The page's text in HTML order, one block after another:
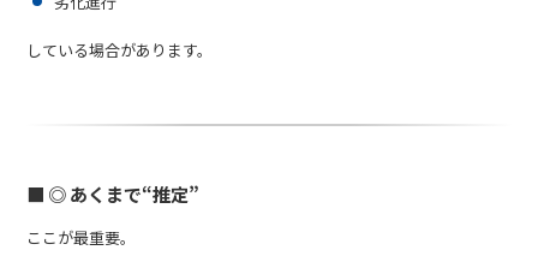
している場合があります。
■ ◎ あくまで“推定”
ここが最重要。